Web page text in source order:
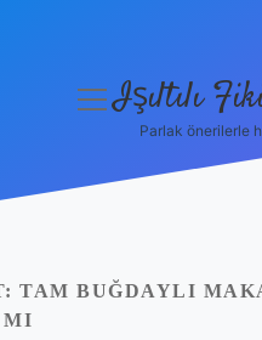
menüyüIşıltılı
Parlak önerilerle
TAM BUĞDAYLI
MI